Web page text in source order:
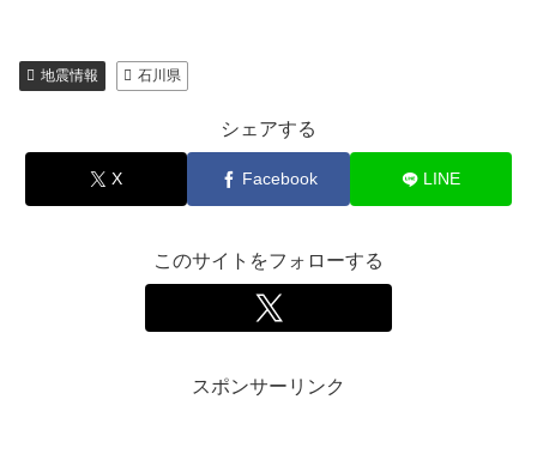
地震情報 石川県
シェアする
X Facebook LINE
このサイトをフォローする
スポンサーリンク